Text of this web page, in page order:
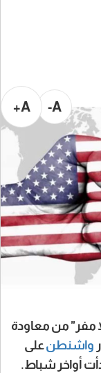
A-
A+
مفر" من معاودة
واشنطنعلى
أواخر شباط.